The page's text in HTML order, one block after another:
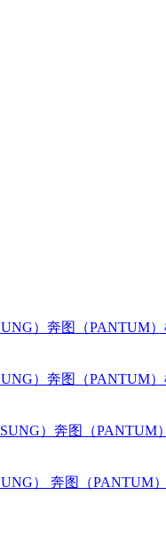
） 奔图（PANTUM）
） 奔图（PANTUM）
） 奔图（PANTUM）
） 奔图（PANTUM）